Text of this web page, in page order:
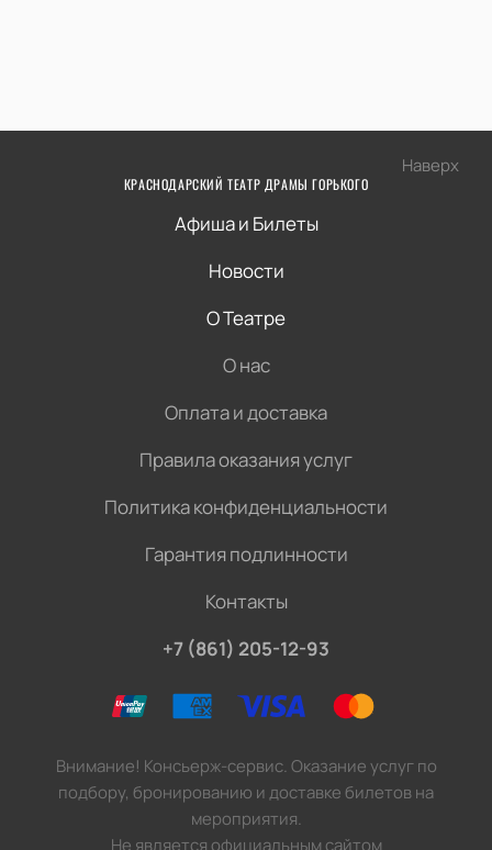
Наверх
КРАСНОДАРСКИЙ ТЕАТР ДРАМЫ ГОРЬКОГО
Афиша и Билеты
Новости
О Театре
О нас
Оплата и доставка
Правила оказания услуг
Политика конфиденциальности
Гарантия подлинности
Контакты
+7 (861) 205-12-93
Внимание! Консьерж-сервис. Оказание услуг по
подбору, бронированию и доставке билетов на
мероприятия.
Не является официальным сайтом